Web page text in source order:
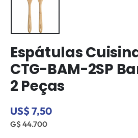
Espátulas
CTG-BAM-2SP
2 Peças
US$ 7,50
G$ 44.700